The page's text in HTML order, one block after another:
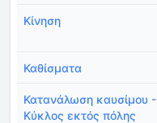
Κίνηση
Καθίσματα
Κατανάλωση καυσίμου -
Κύκλος εκτός πόλης